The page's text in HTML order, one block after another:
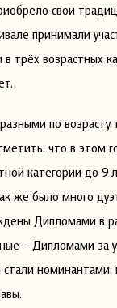
свои
принимали
трёх возрастных
по
что в этом
категории до
же было много
Дипломами в
– Дипломами за
номинантами,